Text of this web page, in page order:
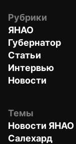
Рубрики
ЯНАО
Губернатор
Статьи
Интервью
Новости
Темы
Новости ЯНАО
Салехард